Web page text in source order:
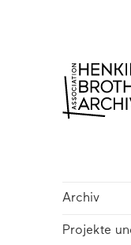
Archiv
Projekte